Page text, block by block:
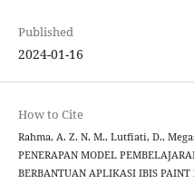
Published
2024-01-16
How to Cite
Rahma, A. Z. N. M., Lutfiati, D.,
PENERAPAN MODEL
BERBANTUAN APLIKASI IBIS PAINT